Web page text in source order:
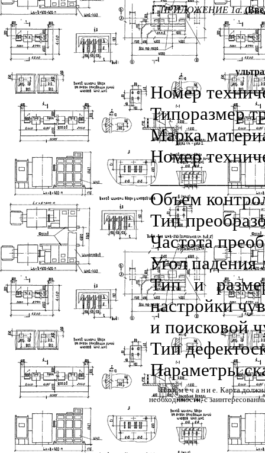
ПРИЛОЖЕНИЕ 1а.
Номер
Типоразмер
Марка
Номер
Объем
Тип
Частота
Угол падения
Тип и
настройки
и поисковой
Тип
Параметры
Примечани е. Карта
необходимости, с